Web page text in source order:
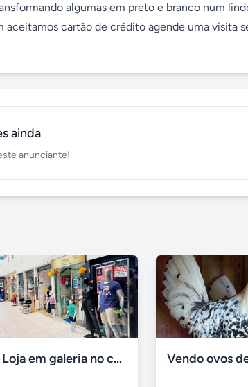
algumas em preto e branco num
aceitamos cartão de crédito agende uma visita
ainda
anunciante!
Loja em galeria no centro são bernardo campo